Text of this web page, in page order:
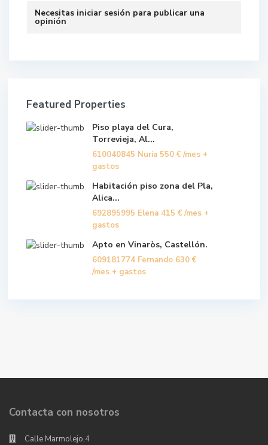
Necesitas iniciar sesión para publicar una
opinión
Featured Properties
Piso playa del Cura,
Torrevieja, Al...
610040845 Nuria 550 € /mes +
gastos
Habitación piso zona del Pla,
Alica...
692895995 Elena 415 € /mes +
gastos
Apto en Vinaròs, Castellón.
609181774 Fernando 630 €
/mes + gastos
Contacta con nosotros
Calle Marmolejo,4